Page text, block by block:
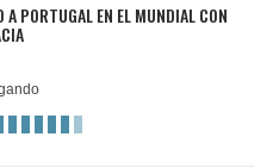
PORTUGAL EN EL MUNDIAL CON